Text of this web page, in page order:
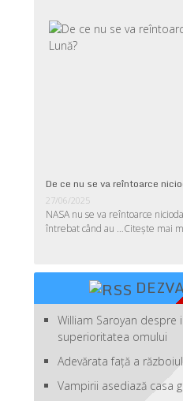
De ce nu se va reîntoarce
27/06/2025
NASA nu se va reîntoarce
întrebat când au …Citește mai
William Saroyan despre
superioritatea omului
Adevărata față a
Vampirii asediază casa